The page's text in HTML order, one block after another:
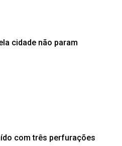
cidade não param
com três perfurações